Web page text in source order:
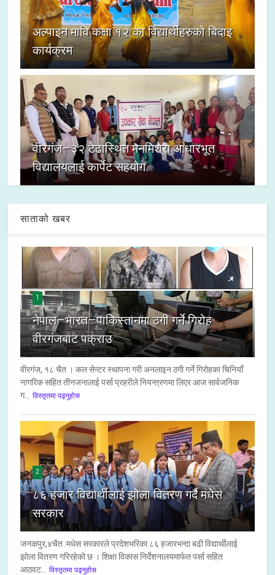
अल्पाइन मावि कक्षा १२ का विद्यार्थीहरुको बिदाइ
कार्यक्रम
वीरगंज–३२ टेढास्थित मनमिश्रा आधारभूत
विद्यालयलाई कार्पेट सहयोग
साताको खबर
1
नेपाल–भारत–पाकिस्तानमा ठगी गर्ने गिरोह
वीरगंजबाट पक्राउ
वीरगंज, १८ चैत । कल सेन्टर स्थापना गरी अनलाइन ठगी गर्ने गिरोहका चिनियाँ
नागरिक सहित तीनजनालाई पर्सा प्रहरीले नियन्त्रणमा लिएर आज सार्वजनिक
ग...
विस्तृतमा पढ्नुहोस
2
८६ हजार विद्यार्थीलाई झोला वितरण गर्दै मधेस
सरकार
जनकपुर,४चैत :मधेस सरकारले प्रदेशभरिका ८६ हजारभन्दा बढी विद्यार्थीलाई
झोला वितरण गरिरहेको छ । शिक्षा विकास निर्देशनालयमार्फत पर्सा सहित
आठवट...
विस्तृतमा पढ्नुहोस